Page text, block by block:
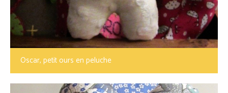
Oscar, petit ours en peluche